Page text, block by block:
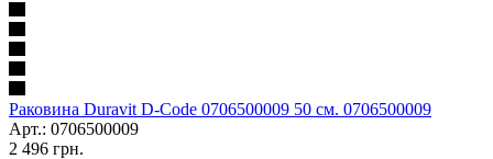
Раковина Duravit D-Code 0706500009 50 см. 0706500009
Арт.: 0706500009
2 496 грн.